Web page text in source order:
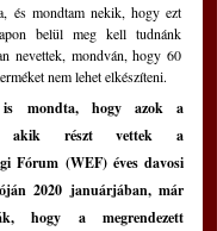
és mondtam nekik, hogy ezt
belül meg kell tudnánk
nevettek, mondván, hogy 60
nem lehet elkészíteni.
mondta, hogy azok a
akik részt vettek a
Fórum (WEF) éves davosi
2020 januárjában, már
hogy a megrendezett